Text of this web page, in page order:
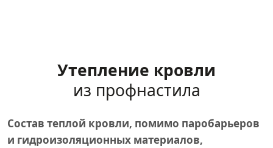
Утепление кровли
из профнастила
Состав теплой кровли, помимо паробарьеров
и гидроизоляционных материалов,